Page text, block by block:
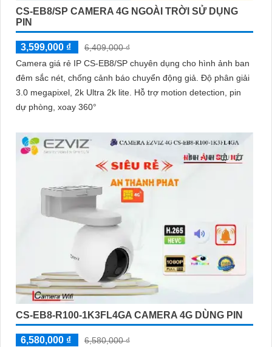
CS-EB8/SP CAMERA 4G NGOÀI TRỜI SỬ DỤNG
PIN
3,599,000 ₫
6,409,000 ₫
Camera giá rẻ IP CS-EB8/SP chuyên dụng cho hình ảnh ban
đêm sắc nét, chống cảnh báo chuyển động giả. Độ phân giải
3.0 megapixel, 2k Ultra 2k lite. Hỗ trợ motion detection, pin
dự phòng, xoay 360°
CS-EB8-R100-1K3FL4GA CAMERA 4G DÙNG PIN
6,580,000 ₫
6,580,000 ₫